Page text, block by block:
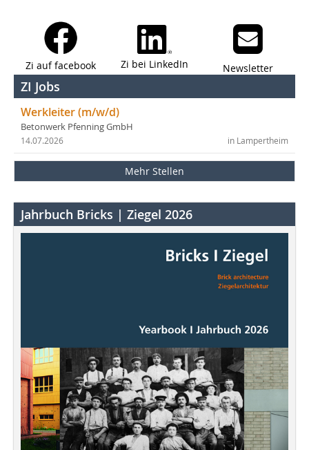
Zi auf facebook Zi bei LinkedIn Newsletter
ZI Jobs
Werkleiter (m/w/d)
Betonwerk Pfenning GmbH
in Lampertheim
14.07.2026
Mehr Stellen
Jahrbuch Bricks | Ziegel 2026